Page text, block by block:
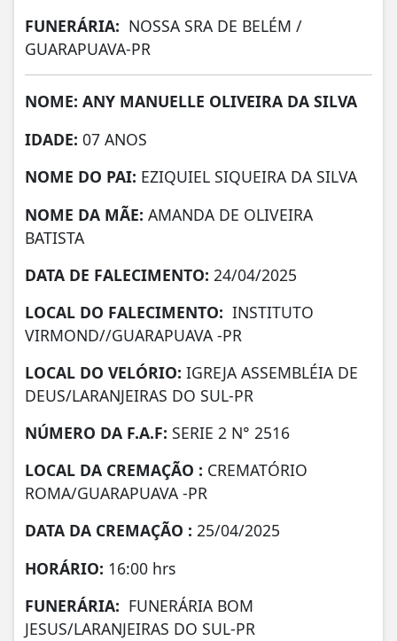
FUNERÁRIA: NOSSA SRA DE BELÉM /
GUARAPUAVA-PR
NOME: ANY MANUELLE OLIVEIRA DA SILVA
IDADE: 07 ANOS
NOME DO PAI: EZIQUIEL SIQUEIRA DA SILVA
NOME DA MÃE: AMANDA DE OLIVEIRA
BATISTA
DATA DE FALECIMENTO: 24/04/2025
LOCAL DO FALECIMENTO: INSTITUTO
VIRMOND//GUARAPUAVA -PR
LOCAL DO VELÓRIO: IGREJA ASSEMBLÉIA DE
DEUS/LARANJEIRAS DO SUL-PR
NÚMERO DA F.A.F: SERIE 2 N° 2516
LOCAL DA CREMAÇÃO : CREMATÓRIO
ROMA/GUARAPUAVA -PR
DATA DA CREMAÇÃO : 25/04/2025
HORÁRIO: 16:00 hrs
FUNERÁRIA: FUNERÁRIA BOM
JESUS/LARANJEIRAS DO SUL-PR